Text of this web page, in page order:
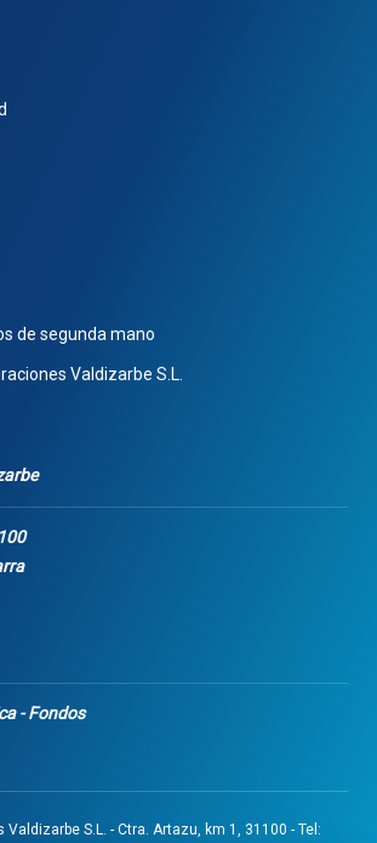
de segunda mano
Valdizarbe S.L.
- Fondos
S.L. - Ctra. Artazu, km 1, 31100 - Tel: